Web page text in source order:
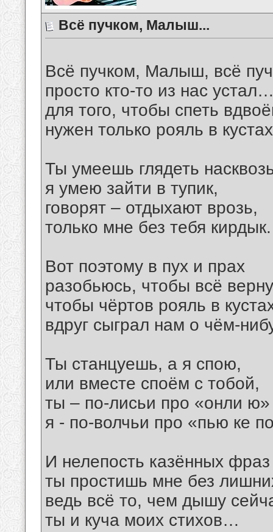
Всё пучком, Малыш...
Всё пучком, Малыш, всё
просто кто-то из нас
для того, чтобы спеть
нужен только рояль в
Ты умеешь глядеть
я умею зайти в тупик,
говорят – отдыхают врозь,
только мне без тебя кирдык.
Вот поэтому в пух и прах
разобьюсь, чтобы всё
чтобы чёртов рояль в
вдруг сыграл нам о чём-
Ты станцуешь, а я спою,
или вместе споём с тобой,
ты – по-лисьи про «онли ю»
я - по-волчьи про «пью ке
И нелепость казённых фраз
ты простишь мне без
ведь всё то, чем дышу
ты и куча моих стихов…